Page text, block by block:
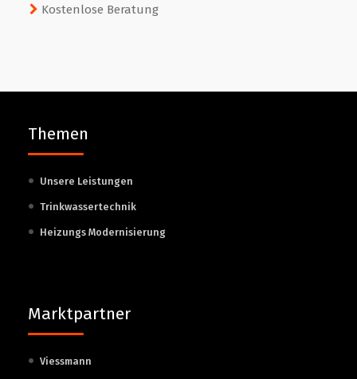
Kostenlose Beratung
Themen
Unsere Leistungen
Trinkwassertechnik
Heizungs Modernisierung
Marktpartner
Viessmann